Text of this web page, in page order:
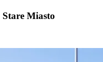
Stare Miasto